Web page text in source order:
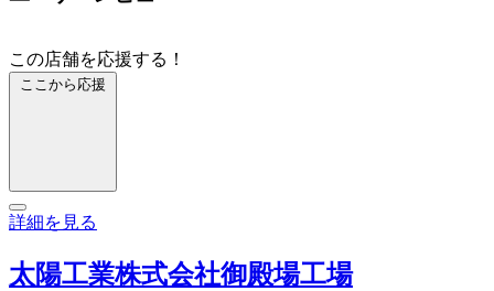
この店舗を応援する！
ここから応援
詳細を見る
太陽工業株式会社御殿場工場